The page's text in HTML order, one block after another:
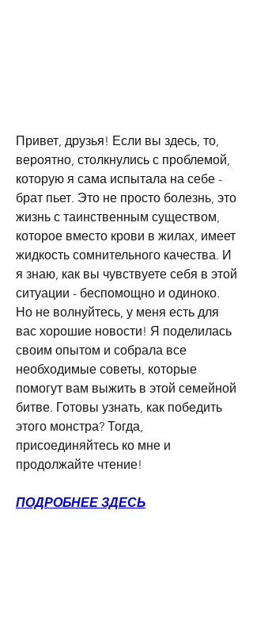
Привет, друзья! Если вы здесь, то,
вероятно, столкнулись с проблемой,
которую я сама испытала на себе -
брат пьет. Это не просто болезнь, это
жизнь с таинственным существом,
которое вместо крови в жилах, имеет
жидкость сомнительного качества. И
я знаю, как вы чувствуете себя в этой
ситуации - беспомощно и одиноко.
Но не волнуйтесь, у меня есть для
вас хорошие новости! Я поделилась
своим опытом и собрала все
необходимые советы, которые
помогут вам выжить в этой семейной
битве. Готовы узнать, как победить
этого монстра? Тогда,
присоединяйтесь ко мне и
продолжайте чтение!
ПОДРОБНЕЕ ЗДЕСЬ